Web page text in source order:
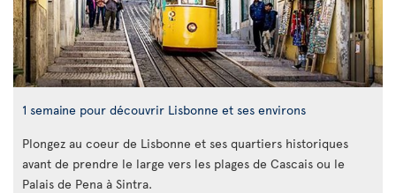
1 semaine pour découvrir Lisbonne et ses environs
Plongez au coeur de Lisbonne et ses quartiers historiques
avant de prendre le large vers les plages de Cascais ou le
Palais de Pena à Sintra.